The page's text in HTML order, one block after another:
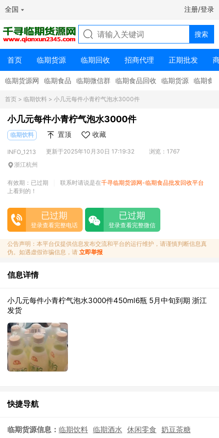
全国 注册/登录
首页 临期货源 临期回收 招商代理 正期批发
临期货源网 临期食品 临期微信群 临期食品回收 临期货源 临期食
首页 > 临期饮料 > 小几元每件小青柠气泡水3000件
小几元每件小青柠气泡水3000件
临期饮料 置顶 收藏
INFO_1213 更新于2025年10月30日 17:19:32
浏览：1767
浙江杭州
有效期：已过期 联系时请说是在千寻临期货源网-临期食品批发回收平台
上看到的！
已过期
登录查看完整电话
已过期
登录查看完整微信
公告声明：本平台仅提供信息发布交流和平台的运行维护，请谨慎判断信息真
伪。如遇虚假诈骗信息，请 立即举报
信息详情
小几元每件小青柠气泡水3000件450ml6瓶 5月中旬到期 浙江
发货
快捷导航
临期货源信息： 临期饮料 临期酒水 休闲零食 奶豆茶糖